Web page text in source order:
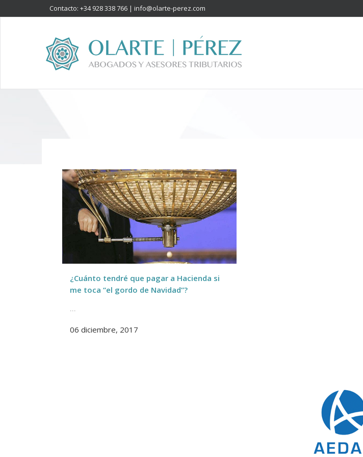
Contacto: +34 928 338 766 | info@olarte-perez.com
¿Cuánto tendré que pagar a Hacienda si
me toca “el gordo de Navidad”?
...
06 diciembre, 2017